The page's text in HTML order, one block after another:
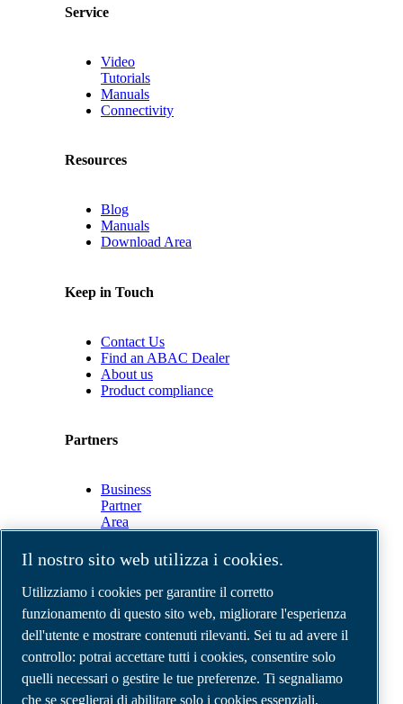
Service
Video
Tutorials
Manuals
Connectivity
Resources
Blog
Manuals
Download Area
Keep in Touch
Contact Us
Find an ABAC Dealer
About us
Product compliance
Partners
Business
Partner
Area
Connect
2.0
Business
ABAC
Media
Gallery
©2026 Compressori d'aria ABAC
Note legali e privacy
Il nostro sito web utilizza i cookies.
Utilizziamo i cookies per garantire il corretto
funzionamento di questo sito web, migliorare l'esperienza
dell'utente e mostrare contenuti rilevanti. Sei tu ad avere il
controllo: potrai accettare tutti i cookies, consentire solo
quelli necessari o gestire le tue preferenze. Ti segnaliamo
che se sceglierai di abilitare solo i cookies essenziali,